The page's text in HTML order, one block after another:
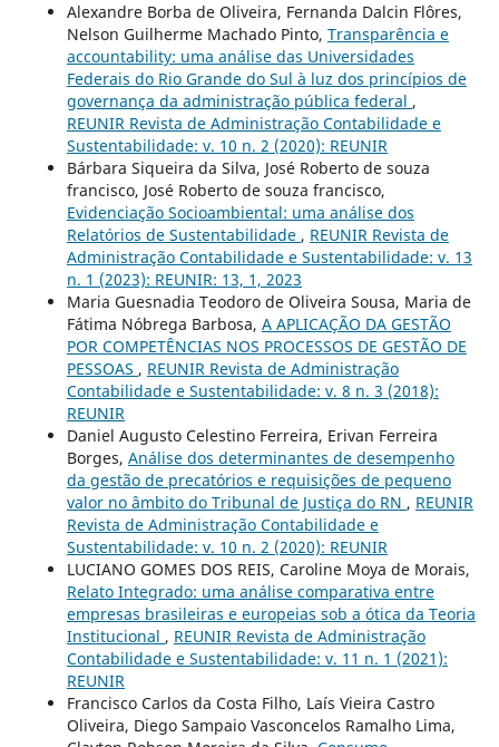
Alexandre Borba de Oliveira, Fernanda Dalcin Flôres,
Nelson Guilherme Machado Pinto, Transparência e
accountability: uma análise das Universidades
Federais do Rio Grande do Sul à luz dos princípios de
governança da administração pública federal ,
REUNIR Revista de Administração Contabilidade e
Sustentabilidade: v. 10 n. 2 (2020): REUNIR
Bárbara Siqueira da Silva, José Roberto de souza
francisco, José Roberto de souza francisco,
Evidenciação Socioambiental: uma análise dos
Relatórios de Sustentabilidade , REUNIR Revista de
Administração Contabilidade e Sustentabilidade: v. 13
n. 1 (2023): REUNIR: 13, 1, 2023
Maria Guesnadia Teodoro de Oliveira Sousa, Maria de
Fátima Nóbrega Barbosa, A APLICAÇÃO DA GESTÃO
POR COMPETÊNCIAS NOS PROCESSOS DE GESTÃO DE
PESSOAS , REUNIR Revista de Administração
Contabilidade e Sustentabilidade: v. 8 n. 3 (2018):
REUNIR
Daniel Augusto Celestino Ferreira, Erivan Ferreira
Borges, Análise dos determinantes de desempenho
da gestão de precatórios e requisições de pequeno
valor no âmbito do Tribunal de Justiça do RN , REUNIR
Revista de Administração Contabilidade e
Sustentabilidade: v. 10 n. 2 (2020): REUNIR
LUCIANO GOMES DOS REIS, Caroline Moya de Morais,
Relato Integrado: uma análise comparativa entre
empresas brasileiras e europeias sob a ótica da Teoria
Institucional , REUNIR Revista de Administração
Contabilidade e Sustentabilidade: v. 11 n. 1 (2021):
REUNIR
Francisco Carlos da Costa Filho, Laís Vieira Castro
Oliveira, Diego Sampaio Vasconcelos Ramalho Lima,